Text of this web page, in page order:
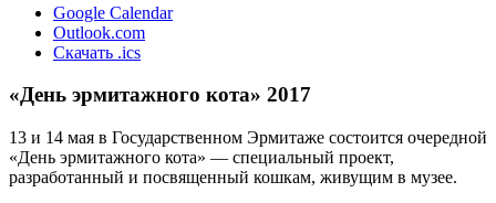
Google Calendar
Outlook.com
Скачать .ics
«День эрмитажного кота» 2017
13 и 14 мая в Государственном Эрмитаже состоится очередной
«День эрмитажного кота» — специальный проект,
разработанный и посвященный кошкам, живущим в музее.